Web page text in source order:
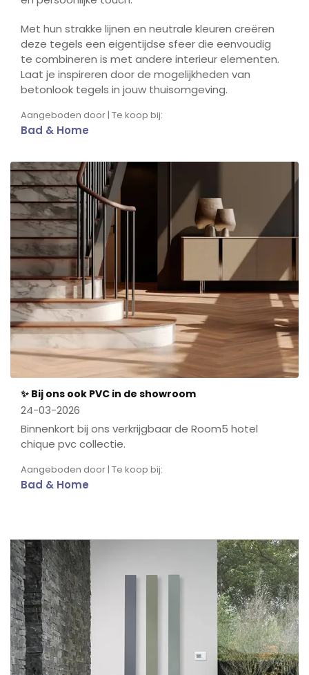
Met hun strakke lijnen en neutrale kleuren creëren
deze tegels een eigentijdse sfeer die eenvoudig
te combineren is met andere interieur elementen.
Laat je inspireren door de mogelijkheden van
betonlook tegels in jouw thuisomgeving.
Aangeboden door | Te koop bij:
Bad & Home
✨ Bij ons ook PVC in de showroom
24-03-2026
Binnenkort bij ons verkrijgbaar de Room5 hotel
chique pvc collectie.
Aangeboden door | Te koop bij:
Bad & Home